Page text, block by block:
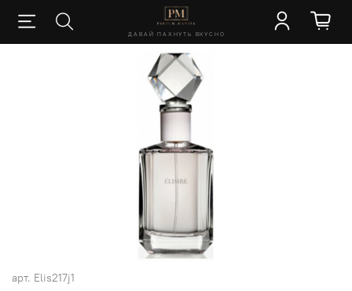
ДАВАЙ ПАХНУТЬ ВКУСНО
арт. Elis217j1